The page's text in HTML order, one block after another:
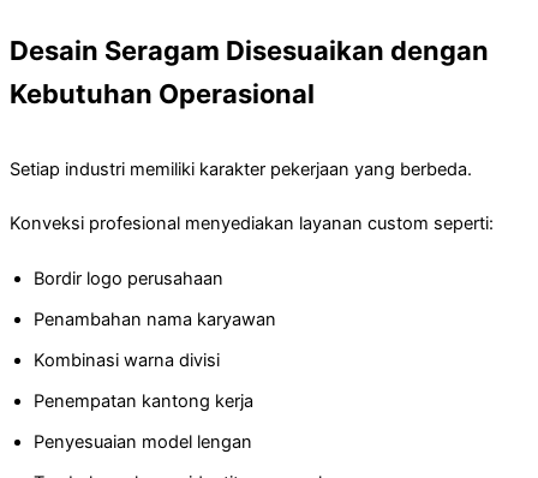
Desain Seragam Disesuaikan dengan
Kebutuhan Operasional
Setiap industri memiliki karakter pekerjaan yang berbeda.
Konveksi profesional menyediakan layanan custom seperti:
Bordir logo perusahaan
Penambahan nama karyawan
Kombinasi warna divisi
Penempatan kantong kerja
Penyesuaian model lengan